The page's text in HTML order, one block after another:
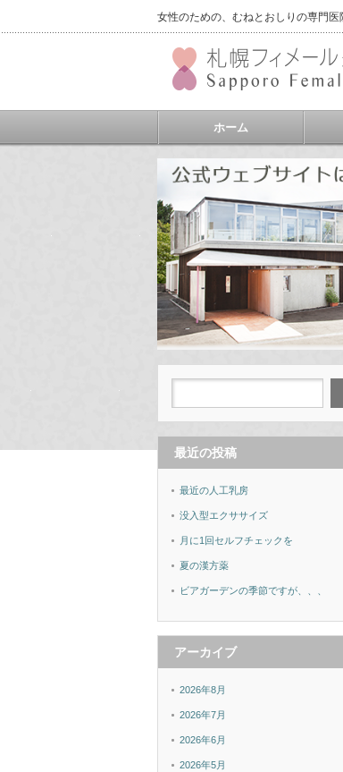
女性のための、むねとおしりの専門
ホーム
最近の投稿
最近の人工乳房
没入型エクササイズ
月に1回セルフチェックを
夏の漢方薬
ビアガーデンの季節ですが、、、
アーカイブ
2026年8月
2026年7月
2026年6月
2026年5月